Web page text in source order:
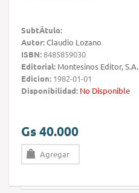
SubtÃ­tulo:
Autor:Claudio Lozano
ISBN:8485859030
Editorial: Montesinos Editor, S.A.
Edicion: 1982-01-01
Disponibilidad: No Disponible
Gs 40.000
Agregar